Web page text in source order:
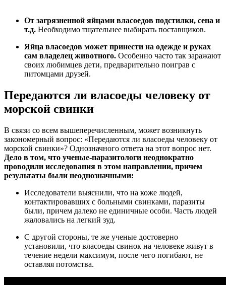
От загрязненной яйцами власоедов подстилки, сена и
т.д. Необходимо тщательнее выбирать поставщиков.
Яйца власоедов может принести на одежде и руках
сам владелец животного. Особенно часто так заражают
своих любимцев дети, предварительно поиграв с
питомцами друзей.
Передаются ли власоеды человеку от
морской свинки
В связи со всем вышеперечисленным, может возникнуть
закономерный вопрос: «Передаются ли власоеды человеку от
морской свинки»? Однозначного ответа на этот вопрос нет.
Дело в том, что ученые-паразитологи неоднократно
проводили исследования в этом направлении, причем
результаты были неоднозначными:
Исследователи выяснили, что на коже людей,
контактировавших с больными свинками, паразиты
были, причем далеко не единичные особи. Часть людей
жаловались на легкий зуд.
С другой стороны, те же ученые достоверно
установили, что власоеды свинок на человеке живут в
течение недели максимум, после чего погибают, не
оставляя потомства.